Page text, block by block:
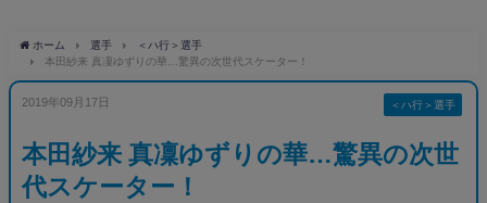
ホーム 選手
＜ハ行＞選手
本田紗来 真凜ゆずりの華…驚異の次世代スケーター！
2019年09月17日 ＜ハ行＞選手
本田紗来 真凜ゆずりの華…驚異の次世
代スケーター！